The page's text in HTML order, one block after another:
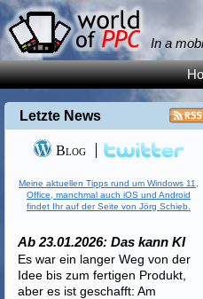
In a
Letzte News
Blog
Meine aktuellen Tipps rund um Windows 11,
Office, manchmal auch iOS und Android
findet Ihr auf der Seite von Jörg Schieb.
Ab 23.01.2026: Das kann KI
Es war ein langer Weg von der
Idee bis zum fertigen Produkt,
aber es ist geschafft: Am